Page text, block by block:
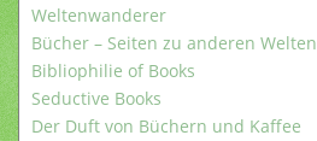
Weltenwanderer
Bücher – Seiten zu anderen Welten
Bibliophilie of Books
Seductive Books
Der Duft von Büchern und Kaffee